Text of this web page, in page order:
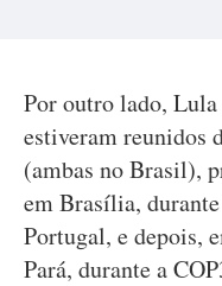
Por outro lado,
estiveram reunidos
(ambas no Brasil),
em Brasília,
Portugal, e depois,
Pará, durante a